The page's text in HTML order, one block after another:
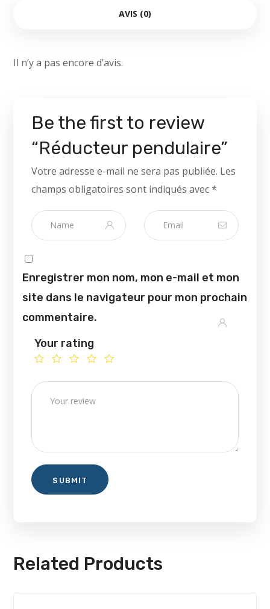
AVIS (0)
Il n’y a pas encore d’avis.
Be the first to review
“Réducteur pendulaire”
Votre adresse e-mail ne sera pas publiée. Les
champs obligatoires sont indiqués avec*
Enregistrer mon nom, mon e-mail et mon
site dans le navigateur pour mon prochain
commentaire.
Your rating
Related Products